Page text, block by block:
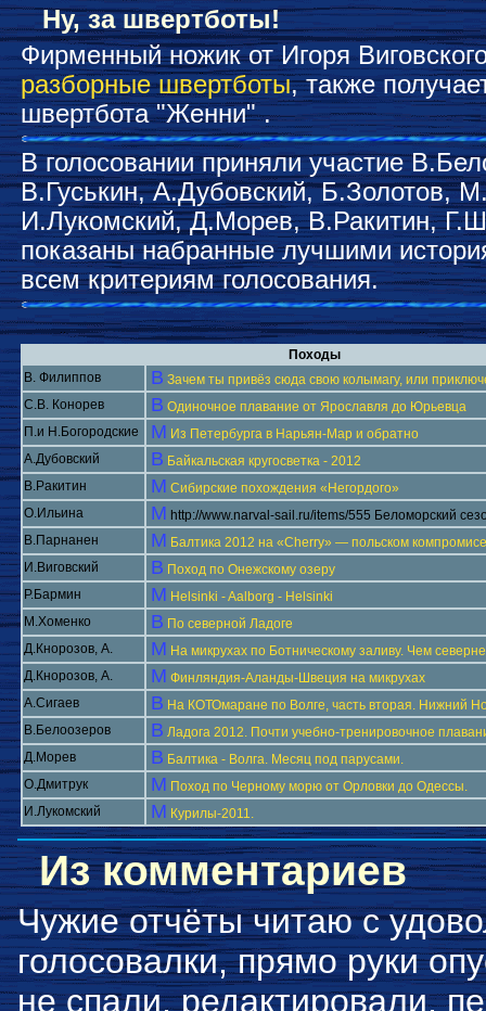
Ну, за швертботы!
Фирменный ножик от Игоря
разборные швертботы, также
швертбота "Женни" .
В голосовании приняли участие
В.Гуськин, А.Дубовский, Б.Золотов,
И.Лукомский, Д.Морев, В.Ракитин,
показаны набранные лучшими
всем критериям голосования.
Походы
В. Филиппов
В Зачем ты привёз сюда свою колымагу, или
С.В. Конорев
В Одиночное плавание от Ярославля до Юрьевца
П.и Н.Богородские
М Из Петербурга в Нарьян-Мар и обратно
А.Дубовский
В Байкальская кругосветка - 2012
В.Ракитин
М Сибирские похождения «Негордого»
О.Ильина
М http://www.narval-sail.ru/items/555 Беломорский
В.Парнанен
М Балтика 2012 на «Cherry» — польском
И.Виговский
В Поход по Онежскому озеру
Р.Бармин
М Helsinki - Aalborg - Helsinki
М.Хоменко
В По северной Ладоге
Д.Кнорозов, А.
М На микрухах по Ботническому заливу. Чем
Д.Кнорозов, А.
М Финляндия-Аланды-Швеция на микрухах
А.Сигаев
В На КОТОмаране по Волге, часть вторая. Нижний
В.Белоозеров
В Ладога 2012. Почти учебно-тренировочное
Д.Морев
В Балтика - Волга. Месяц под парусами.
О.Дмитрук
М Поход по Черному морю от Орловки до Одессы.
И.Лукомский
М Курилы-2011.
Из комментариев
Чужие отчёты читаю с
голосовалки, прямо руки
не спали, редактировали,